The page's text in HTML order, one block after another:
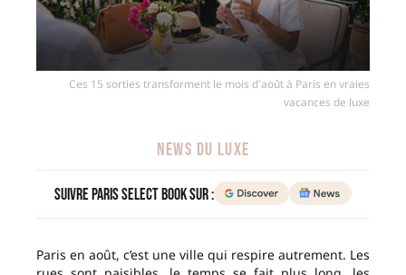
Ces 15 sorties transforment le mois d'août à Paris en vraies
vacances de luxe
NEWS DU LUXE
Suivre Paris Select Book sur :
Paris en août, c’est une ville qui respire autrement. Les